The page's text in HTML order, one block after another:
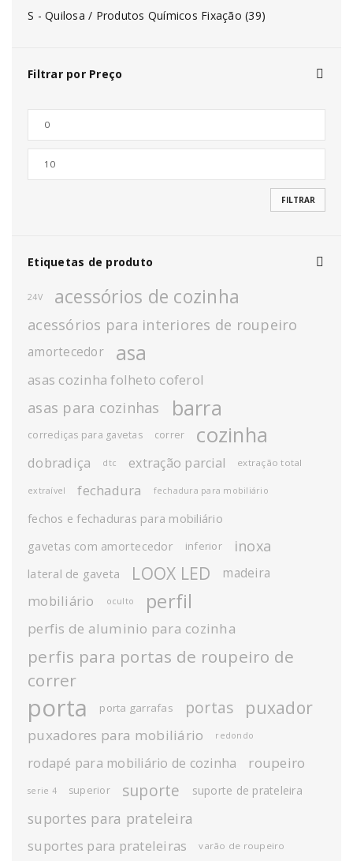
S - Quilosa / Produtos Químicos Fixação (39)
Filtrar por Preço
FILTRAR
Etiquetas de produto
24V acessórios de cozinha
acessórios para interiores de roupeiro
amortecedor asa
asas cozinha folheto coferol
asas para cozinhas barra
corrediças para gavetas correr cozinha
dobradiça dtc extração parcial extração total
extraível fechadura fechadura para mobiliário
fechos e fechaduras para mobiliário
gavetas com amortecedor
inferior inoxa
lateral de gaveta LOOX LED madeira
mobiliário oculto perfil
perfis de aluminio para cozinha
perfis para portas de roupeiro de
correr
porta porta garrafas portas puxador
puxadores para mobiliário redondo
rodapé para mobiliário de cozinha roupeiro
serie 4 superior suporte suporte de prateleira
suportes para prateleira
suportes para prateleiras varão de roupeiro